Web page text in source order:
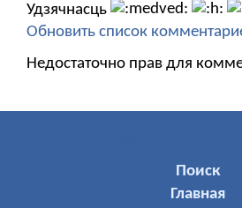
Удзячнасць
Обновить список
Недостаточно прав для
Поиск
Главная